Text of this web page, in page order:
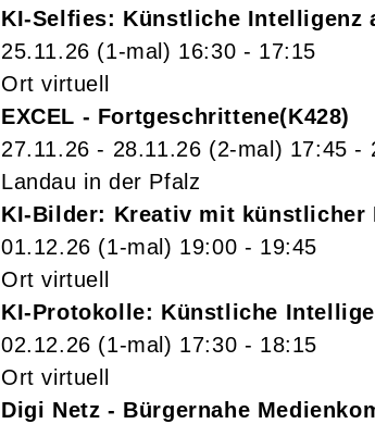
KI-Selfies: Künstliche Intelligenz
25.11.26 (1-mal) 16:30 - 17:15
Ort virtuell
EXCEL - Fortgeschrittene K428
27.11.26 - 28.11.26 (2-mal) 17:45 -
Landau in der Pfalz
KI-Bilder: Kreativ mit künstlicher
01.12.26 (1-mal) 19:00 - 19:45
Ort virtuell
KI-Protokolle: Künstliche
02.12.26 (1-mal) 17:30 - 18:15
Ort virtuell
Digi Netz - Bürgernahe